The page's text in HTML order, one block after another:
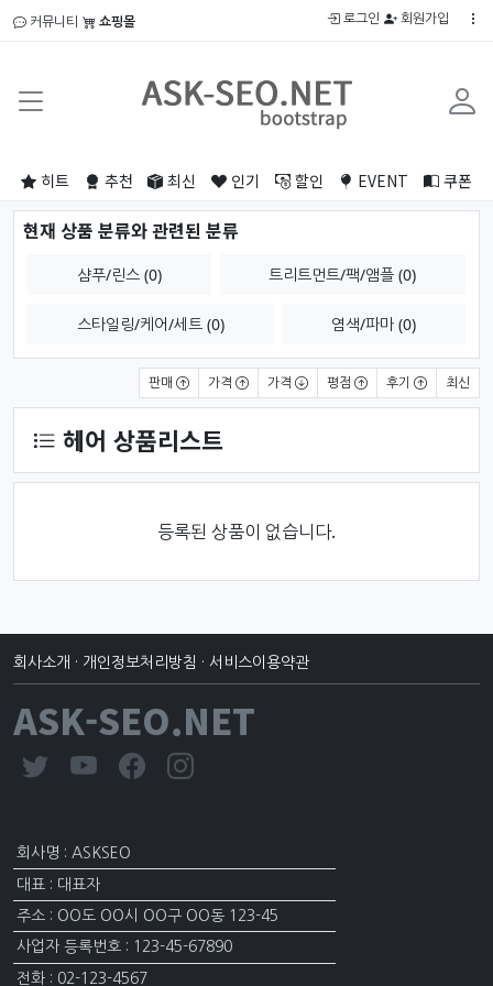
커뮤니티 쇼핑몰 로그인 회원가입
히트 추천 최신 인기 할인 EVENT 쿠폰
현재 상품 분류와 관련된 분류
샴푸/린스 (0) 트리트먼트/팩/앰플 (0)
스타일링/케어/세트 (0) 염색/파마 (0)
판매 가격 가격 평점 후기 최신
헤어 상품리스트
등록된 상품이 없습니다.
회사소개 · 개인정보처리방침 · 서비스이용약관
ASK-SEO.NET
회사명 : ASKSEO
대표 : 대표자
주소 : OO도 OO시 OO구 OO동 123-45
사업자 등록번호 : 123-45-67890
전화 : 02-123-4567